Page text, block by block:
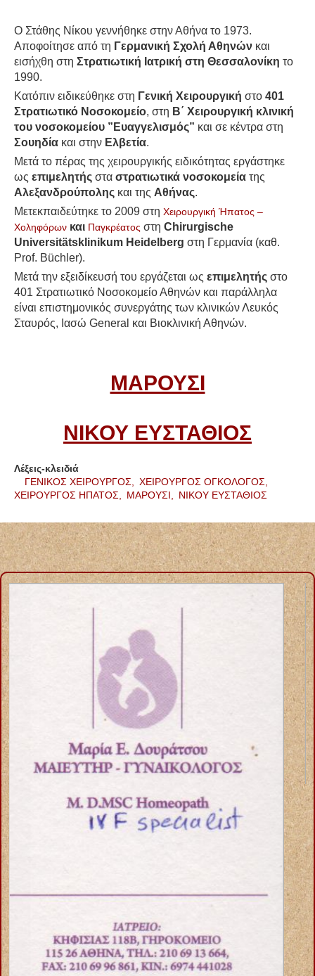
Ο Στάθης Νίκου γεννήθηκε στην Αθήνα το 1973.
Αποφοίτησε από τη Γερμανική Σχολή Αθηνώνκαι
εισήχθη στη Στρατιωτική Ιατρική στη Θεσσαλονίκη το
1990.
Κατόπιν ειδικεύθηκε στη Γενική Χειρουργική στο 401
Στρατιωτικό Νοσοκομείο, στη Β΄ Χειρουργική κλινική
του νοσοκομείου ”Ευαγγελισμός” και σε κέντρα στη
Σουηδίακαι στην Ελβετία.
Μετά το πέρας της χειρουργικής ειδικότητας εργάστηκε
ως επιμελητήςστα στρατιωτικά νοσοκομείατης
Αλεξανδρούποληςκαι της Αθήνας.
Μετεκπαιδεύτηκε το 2009 στη Χειρουργική Ήπατος –
Χοληφόρωνκαι Παγκρέατος στη Chirurgische
Universitätsklinikum Heidelberg στη Γερμανία (καθ.
Prof. Büchler).
Μετά την εξειδίκευσή του εργάζεται ως επιμελητήςστο
401 Στρατιωτικό Νοσοκομείο Αθηνών και παράλληλα
είναι επιστημονικός συνεργάτης των κλινικών Λευκός
Σταυρός, Ιασώ General και Βιοκλινική Αθηνών.
ΜΑΡΟΥΣΙ
ΝΙΚΟΥ ΕΥΣΤΑΘΙΟΣ
Λέξεις-κλειδιά
ΓΕΝΙΚΟΣ ΧΕΙΡΟΥΡΓΟΣ,
ΧΕΙΡΟΥΡΓΟΣ ΟΓΚΟΛΟΓΟΣ,
ΧΕΙΡΟΥΡΓΟΣ ΗΠΑΤΟΣ,
ΜΑΡΟΥΣΙ, ΝΙΚΟΥ ΕΥΣΤΑΘΙΟΣ
ΑΝΑΠΗΡΙΚΑ ΟΡΘΟΠΕΔΙΚΑ ΕΙΔΗ ΙΩΑΝΝΙΝΑ ΚΑΡΒΟΥΝΗΣ
ΚΩΝΣΤΑΝΤΙΝΟΣ